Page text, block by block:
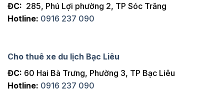
ĐC: 285, Phú Lợi phường 2, TP Sóc Trăng
Hotline: 0916 237 090
Cho thuê xe du lịch Bạc Liêu
ĐC: 60 Hai Bà Trưng, Phường 3, TP Bạc Liêu
Hotline: 0916 237 090